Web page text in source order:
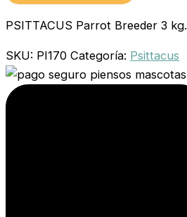
PSITTACUS Parrot Breeder 3 kg.
SKU: PI170 Categoría: Psittacus